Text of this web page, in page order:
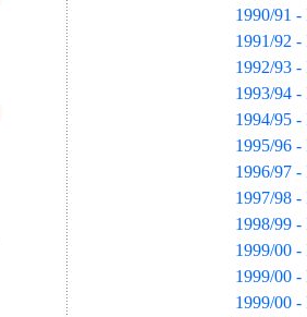
1990/91
1991/92
1992/93
1993/94
1994/95
1995/96
1996/97
1997/98
1998/99
1999/00
1999/00 -
1999/00